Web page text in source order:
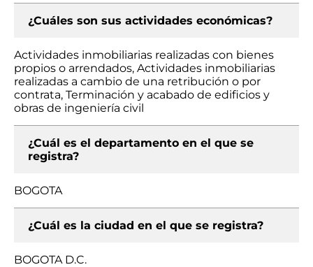
¿Cuáles son sus actividades económicas?
Actividades inmobiliarias realizadas con bienes
propios o arrendados, Actividades inmobiliarias
realizadas a cambio de una retribución o por
contrata, Terminación y acabado de edificios y
obras de ingeniería civil
¿Cuál es el departamento en el que se
registra?
BOGOTA
¿Cuál es la ciudad en el que se registra?
BOGOTA D.C.